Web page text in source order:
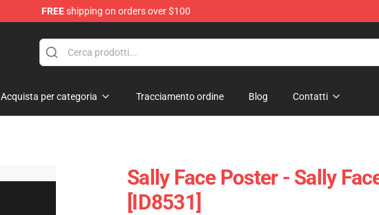
FREEshipping on orders over $100
Acquista per categoria Tracciamento ordine Blog Contatti
Sally Face Poster - Sally
[ID8531]